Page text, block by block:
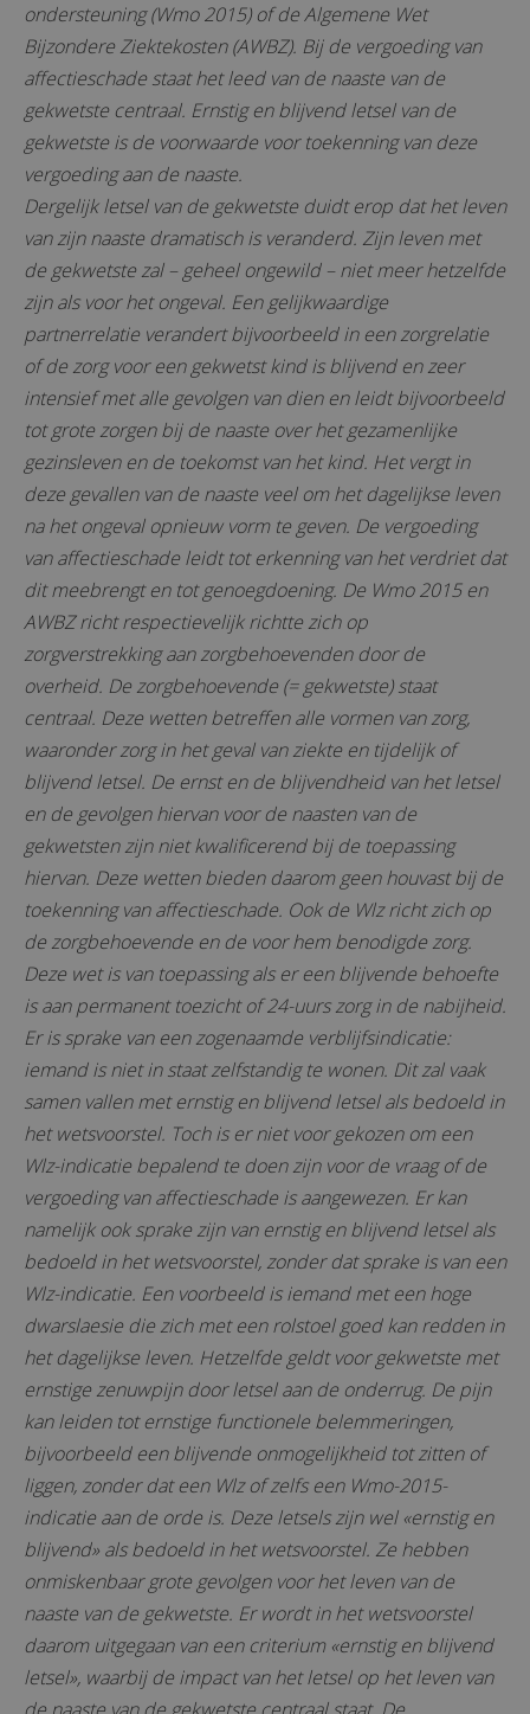
ondersteuning (Wmo 2015) of de Algemene Wet
Bijzondere Ziektekosten (AWBZ). Bij de vergoeding van
affectieschade staat het leed van de naaste van de
gekwetste centraal. Ernstig en blijvend letsel van de
gekwetste is de voorwaarde voor toekenning van deze
vergoeding aan de naaste.
Dergelijk letsel van de gekwetste duidt erop dat het leven
van zijn naaste dramatisch is veranderd. Zijn leven met
de gekwetste zal – geheel ongewild – niet meer hetzelfde
zijn als voor het ongeval. Een gelijkwaardige
partnerrelatie verandert bijvoorbeeld in een zorgrelatie
of de zorg voor een gekwetst kind is blijvend en zeer
intensief met alle gevolgen van dien en leidt bijvoorbeeld
tot grote zorgen bij de naaste over het gezamenlijke
gezinsleven en de toekomst van het kind. Het vergt in
deze gevallen van de naaste veel om het dagelijkse leven
na het ongeval opnieuw vorm te geven. De vergoeding
van affectieschade leidt tot erkenning van het verdriet dat
dit meebrengt en tot genoegdoening. De Wmo 2015 en
AWBZ richt respectievelijk richtte zich op
zorgverstrekking aan zorgbehoevenden door de
overheid. De zorgbehoevende (= gekwetste) staat
centraal. Deze wetten betreffen alle vormen van zorg,
waaronder zorg in het geval van ziekte en tijdelijk of
blijvend letsel. De ernst en de blijvendheid van het letsel
en de gevolgen hiervan voor de naasten van de
gekwetsten zijn niet kwalificerend bij de toepassing
hiervan. Deze wetten bieden daarom geen houvast bij de
toekenning van affectieschade. Ook de Wlz richt zich op
de zorgbehoevende en de voor hem benodigde zorg.
Deze wet is van toepassing als er een blijvende behoefte
is aan permanent toezicht of 24-uurs zorg in de nabijheid.
Er is sprake van een zogenaamde verblijfsindicatie:
iemand is niet in staat zelfstandig te wonen. Dit zal vaak
samen vallen met ernstig en blijvend letsel als bedoeld in
het wetsvoorstel. Toch is er niet voor gekozen om een
Wlz-indicatie bepalend te doen zijn voor de vraag of de
vergoeding van affectieschade is aangewezen. Er kan
namelijk ook sprake zijn van ernstig en blijvend letsel als
bedoeld in het wetsvoorstel, zonder dat sprake is van een
Wlz-indicatie. Een voorbeeld is iemand met een hoge
dwarslaesie die zich met een rolstoel goed kan redden in
het dagelijkse leven. Hetzelfde geldt voor gekwetste met
ernstige zenuwpijn door letsel aan de onderrug. De pijn
kan leiden tot ernstige functionele belemmeringen,
bijvoorbeeld een blijvende onmogelijkheid tot zitten of
liggen, zonder dat een Wlz of zelfs een Wmo-2015-
indicatie aan de orde is. Deze letsels zijn wel «ernstig en
blijvend» als bedoeld in het wetsvoorstel. Ze hebben
onmiskenbaar grote gevolgen voor het leven van de
naaste van de gekwetste. Er wordt in het wetsvoorstel
daarom uitgegaan van een criterium «ernstig en blijvend
letsel», waarbij de impact van het letsel op het leven van